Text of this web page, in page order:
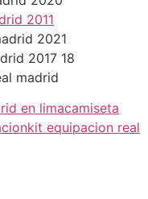
en limacamiseta
kit equipacion real